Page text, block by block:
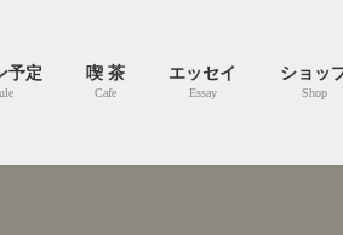
予定 喫 茶
Cafe
エッセイ
Essay
ショッ
Shop